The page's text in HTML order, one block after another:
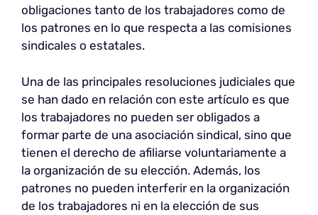
obligaciones tanto de los trabajadores como de
los patrones en lo que respecta a las comisiones
sindicales o estatales.
Una de las principales resoluciones judiciales que
se han dado en relación con este artículo es que
los trabajadores no pueden ser obligados a
formar parte de una asociación sindical, sino que
tienen el derecho de afiliarse voluntariamente a
la organización de su elección. Además, los
patrones no pueden interferir en la organización
de los trabajadores ni en la elección de sus